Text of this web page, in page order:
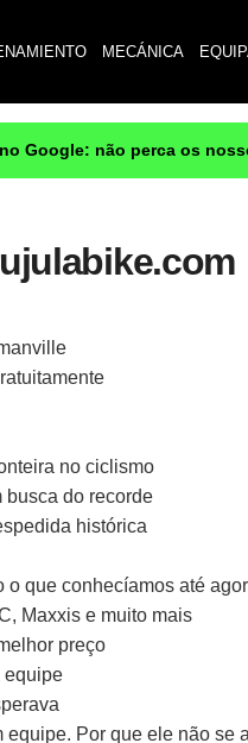
MECÁNICA
Google: não perca os
no ciclismo
busca do recorde
histórica
o que conhecíamos até
Maxxis e muito mais
preço
equipe
Por que ele não se